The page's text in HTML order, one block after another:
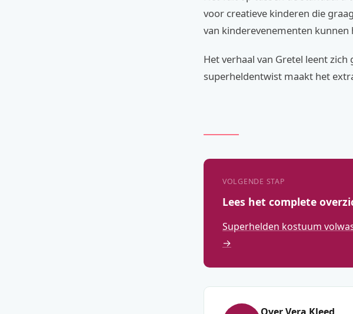
voor creatieve kinderen die
van kinderevenementen
Het verhaal van Gretel leent
superheldentwist maakt het
VOLGENDE STAP
Lees het complete
Superhelden kostuum
→